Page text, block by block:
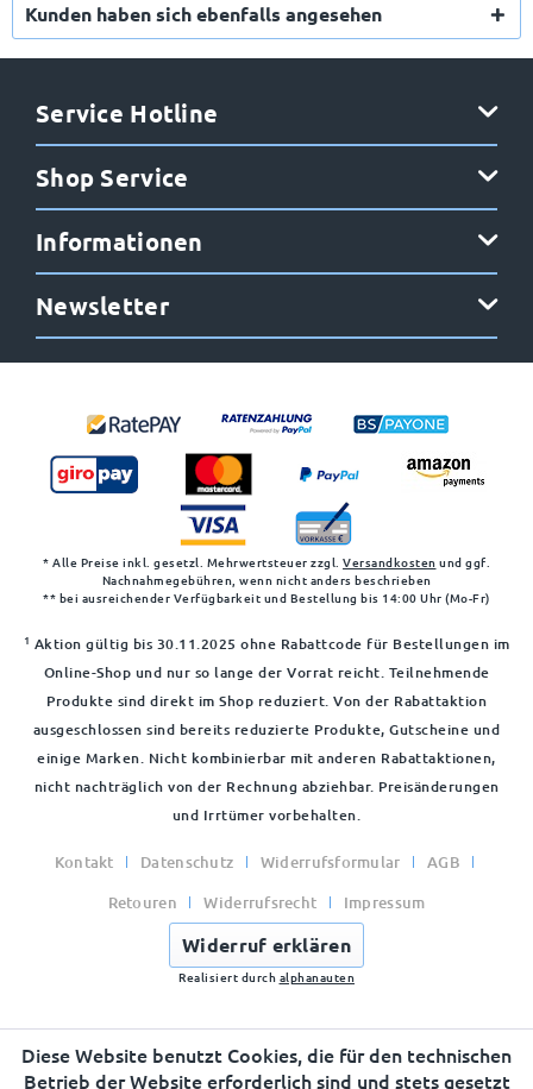
Kunden haben sich ebenfalls angesehen
Anmelden
Service Hotline
Shop Service
Informationen
Newsletter
* Alle Preise inkl. gesetzl. Mehrwertsteuer zzgl. Versandkosten und ggf.
Nachnahmegebühren, wenn nicht anders beschrieben
** bei ausreichender Verfügbarkeit und Bestellung bis 14:00 Uhr (Mo-Fr)
1 Aktion gültig bis 30.11.2025 ohne Rabattcode für Bestellungen im
Online-Shop und nur so lange der Vorrat reicht. Teilnehmende
Produkte sind direkt im Shop reduziert. Von der Rabattaktion
ausgeschlossen sind bereits reduzierte Produkte, Gutscheine und
einige Marken. Nicht kombinierbar mit anderen Rabattaktionen,
nicht nachträglich von der Rechnung abziehbar. Preisänderungen
und Irrtümer vorbehalten.
Kontakt Datenschutz Widerrufsformular
AGB
Retouren
Widerrufsrecht Impressum
Widerruf erklären
Realisiert durch alphanauten
Diese Website benutzt Cookies, die für den technischen
Betrieb der Website erforderlich sind und stets gesetzt